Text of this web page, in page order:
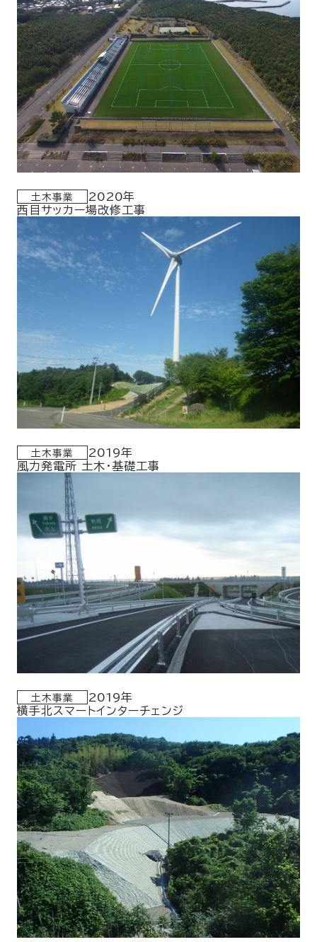
土木事業
2020年
西目サッカー場改修工事
土木事業
2019年
風力発電所 土木・基礎工事
土木事業
2019年
横手北スマートインターチェンジ